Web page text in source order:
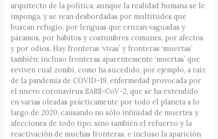
arquitecto de la política, aunque la realidad humana se le
imponga, y se vean desbordadas por multitudes que
buscan refugio, por lenguas que cruzan vaguadas y
páramos, por hábitos y costumbres comunes, por afectos
y por odios. Hay fronteras ‘vivas’ y fronteras ‘muertas’
también; incluso fronteras aparentemente ‘muertas’ que
reviven cual zombi, como ha sucedido, por ejemplo, a raíz
de la pandemia de COVID-19, enfermedad provocada por
el nuevo coronavirus SARS-CoV-2, que se ha extendido
en varias oleadas prácticamente por todo el planeta a lo
largo de 2020, causando no sólo infinidad de muertes y
afecciones de todo tipo, sino también el refuerzo y la
reactivación de muchas fronteras, e incluso la aparición